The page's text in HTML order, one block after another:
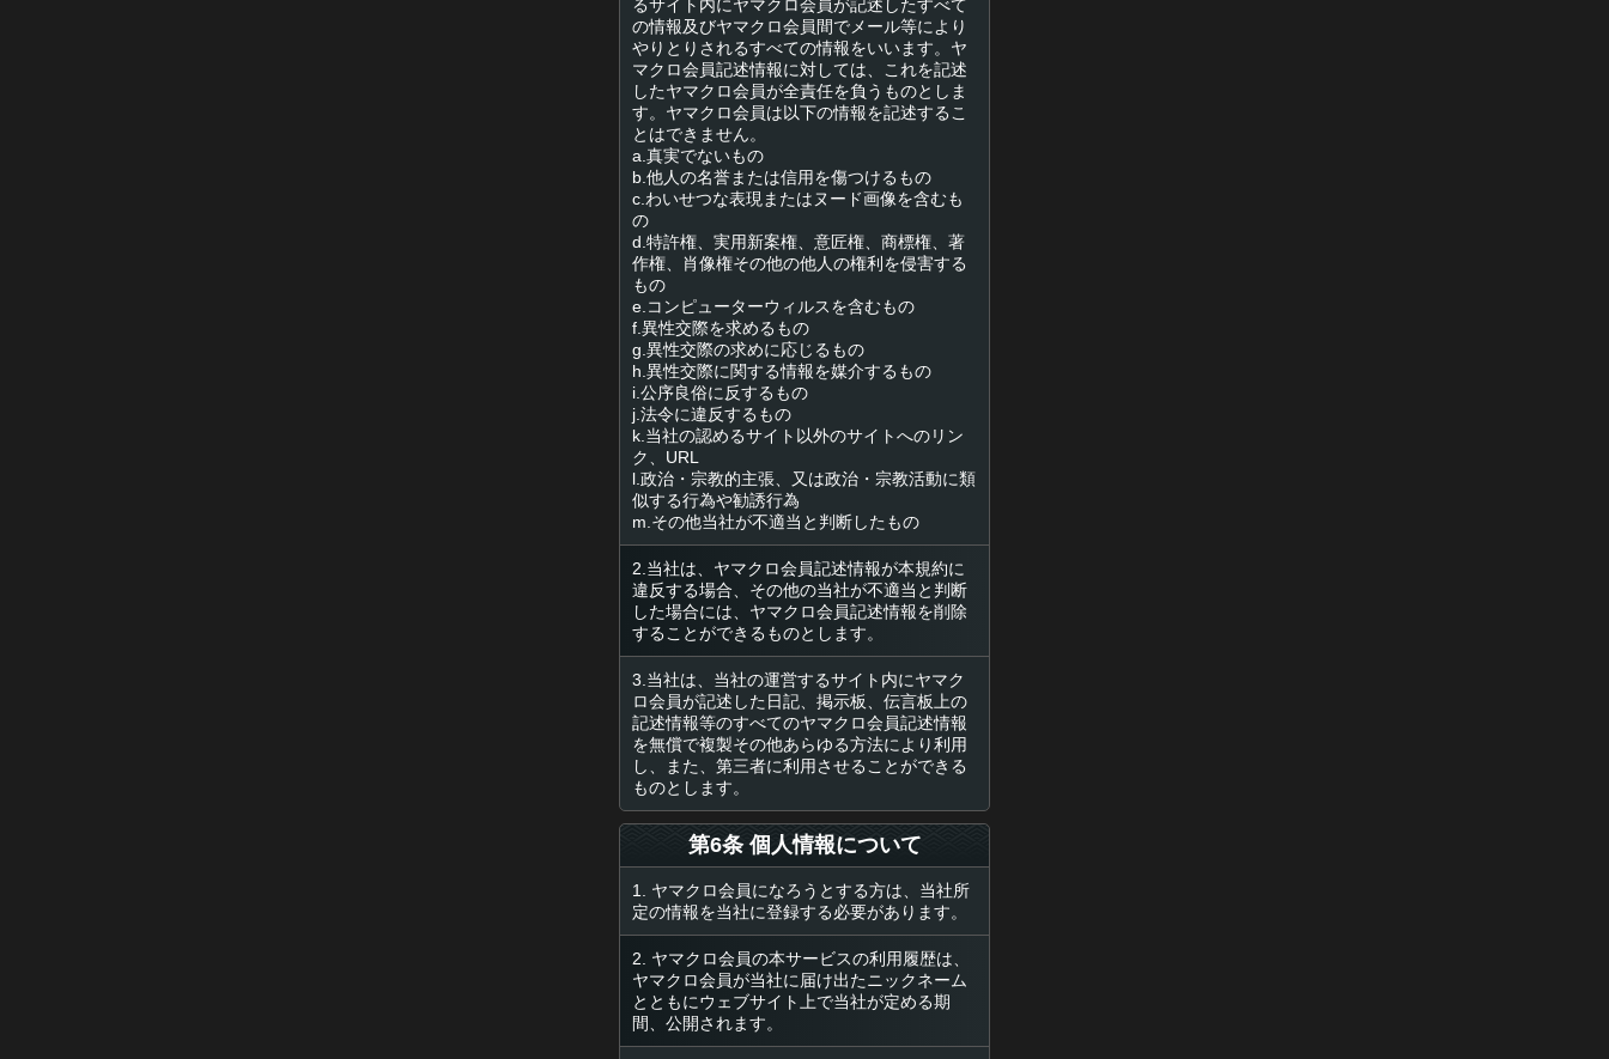
るサイト内にヤマクロ会員が記述したすべて
の情報及びヤマクロ会員間でメール等により
やりとりされるすべての情報をいいます。ヤ
マクロ会員記述情報に対しては、これを記述
したヤマクロ会員が全責任を負うものとしま
す。ヤマクロ会員は以下の情報を記述するこ
とはできません。
a.真実でないもの
b.他人の名誉または信用を傷つけるもの
c.わいせつな表現またはヌード画像を含むも
の
d.特許権、実用新案権、意匠権、商標権、著
作権、肖像権その他の他人の権利を侵害する
もの
e.コンピューターウィルスを含むもの
f.異性交際を求めるもの
g.異性交際の求めに応じるもの
h.異性交際に関する情報を媒介するもの
i.公序良俗に反するもの
j.法令に違反するもの
k.当社の認めるサイト以外のサイトへのリン
ク、URL
l.政治・宗教的主張、又は政治・宗教活動に類
似する行為や勧誘行為
m.その他当社が不適当と判断したもの
2.当社は、ヤマクロ会員記述情報が本規約に
違反する場合、その他の当社が不適当と判断
した場合には、ヤマクロ会員記述情報を削除
することができるものとします。
3.当社は、当社の運営するサイト内にヤマク
ロ会員が記述した日記、掲示板、伝言板上の
記述情報等のすべてのヤマクロ会員記述情報
を無償で複製その他あらゆる方法により利用
し、また、第三者に利用させることができる
ものとします。
第6条 個人情報について
1. ヤマクロ会員になろうとする方は、当社所
定の情報を当社に登録する必要があります。
2. ヤマクロ会員の本サービスの利用履歴は、
ヤマクロ会員が当社に届け出たニックネーム
とともにウェブサイト上で当社が定める期
間、公開されます。